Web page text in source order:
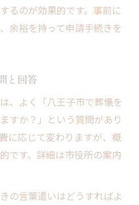
るのが効果的です。事前に
余裕を持って申請手続きを
と回答
、よく「八王子市で葬儀を
すか？」という質問があり
に応じて変わりますが、概
です。詳細は市役所の案内
の言葉遣いはどうすればよ